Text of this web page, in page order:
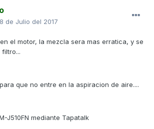
de Julio del 2017
el motor, la mezcla sera mas erratica, y se
que no entre en la aspiracion de aire....
J510FN mediante Tapatalk